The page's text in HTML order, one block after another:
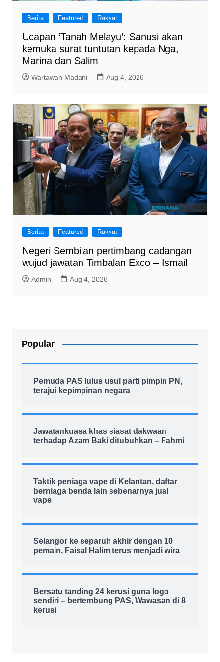
Berita Featured Rakyat
Ucapan ‘Tanah Melayu’: Sanusi akan
kemuka surat tuntutan kepada Nga,
Marina dan Salim
Wartawan Madani Aug 4, 2026
Berita Featured Rakyat
Negeri Sembilan pertimbang cadangan
wujud jawatan Timbalan Exco – Ismail
Admin Aug 4, 2026
Popular
Pemuda PAS lulus usul parti pimpin PN,
terajui kepimpinan negara
Jawatankuasa khas siasat dakwaan
terhadap Azam Baki ditubuhkan – Fahmi
Taktik peniaga vape di Kelantan, daftar
berniaga benda lain sebenarnya jual
vape
Selangor ke separuh akhir dengan 10
pemain, Faisal Halim terus menjadi wira
Bersatu tanding 24 kerusi guna logo
sendiri – bertembung PAS, Wawasan di 8
kerusi